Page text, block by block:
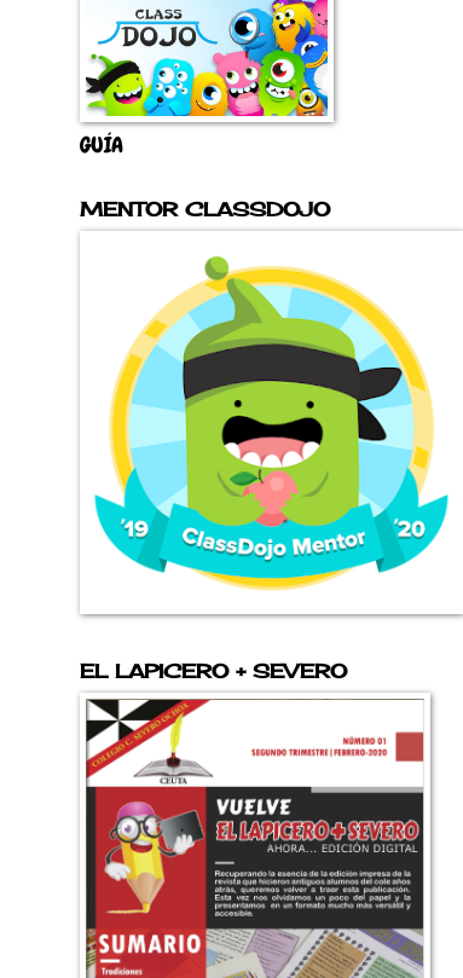
GUÍA
MENTOR CLASSDOJO
EL LAPICERO + SEVERO